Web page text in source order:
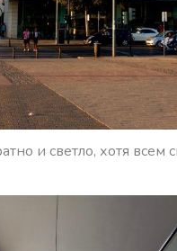
и светло, хотя всем